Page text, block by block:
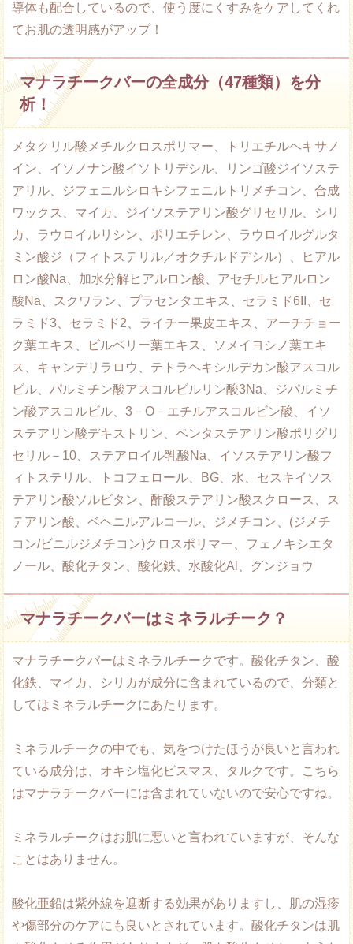
導体も配合しているので、使う度にくすみをケアしてくれ
てお肌の透明感がアップ！
マナラチークバーの全成分（47種類）を分
析！
メタクリル酸メチルクロスポリマー、トリエチルヘキサノ
イン、イソノナン酸イソトリデシル、リンゴ酸ジイソステ
アリル、ジフェニルシロキシフェニルトリメチコン、合成
ワックス、マイカ、ジイソステアリン酸グリセリル、シリ
カ、ラウロイルリシン、ポリエチレン、ラウロイルグルタ
ミン酸ジ（フィトステリル／オクチルドデシル）、ヒアル
ロン酸Na、加水分解ヒアルロン酸、アセチルヒアルロン
酸Na、スクワラン、プラセンタエキス、セラミド6II、セ
ラミド3、セラミド2、ライチー果皮エキス、アーチチョー
ク葉エキス、ビルベリー葉エキス、ソメイヨシノ葉エキ
ス、キャンデリラロウ、テトラヘキシルデカン酸アスコル
ビル、パルミチン酸アスコルビルリン酸3Na、ジパルミチ
ン酸アスコルビル、3－O－エチルアスコルビン酸、イソ
ステアリン酸デキストリン、ペンタステアリン酸ポリグリ
セリル－10、ステアロイル乳酸Na、イソステアリン酸フ
ィトステリル、トコフェロール、BG、水、セスキイソス
テアリン酸ソルビタン、酢酸ステアリン酸スクロース、ス
テアリン酸、ベヘニルアルコール、ジメチコン、(ジメチ
コン/ビニルジメチコン)クロスポリマー、フェノキシエタ
ノール、酸化チタン、酸化鉄、水酸化Al、グンジョウ
マナラチークバーはミネラルチーク？
マナラチークバーはミネラルチークです。酸化チタン、酸
化鉄、マイカ、シリカが成分に含まれているので、分類と
してはミネラルチークにあたります。
ミネラルチークの中でも、気をつけたほうが良いと言われ
ている成分は、オキシ塩化ビスマス、タルクです。こちら
はマナラチークバーには含まれていないので安心ですね。
ミネラルチークはお肌に悪いと言われていますが、そんな
ことはありません。
酸化亜鉛は紫外線を遮断する効果がありますし、肌の湿疹
や傷部分のケアにも良いとされています。酸化チタンは肌